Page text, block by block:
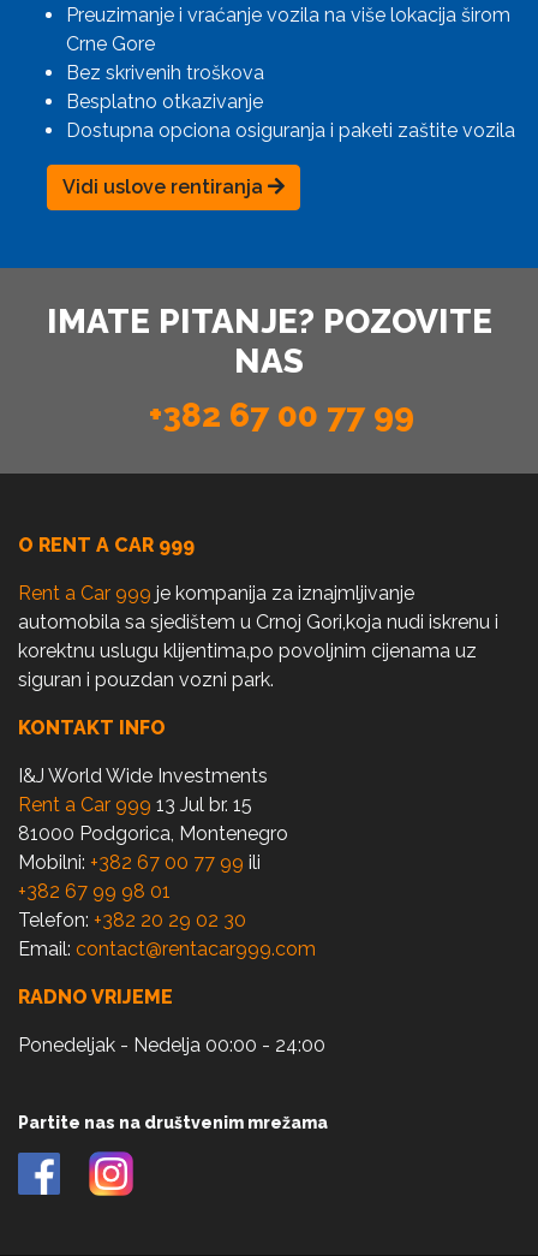
Preuzimanje i vraćanje vozila na više lokacija širom
Crne Gore
Bez skrivenih troškova
Besplatno otkazivanje
Dostupna opciona osiguranja i paketi zaštite vozila
Vidi uslove rentiranja
IMATE PITANJE? POZOVITE
NAS
+382 67 00 77 99
O RENT A CAR 999
Rent a Car 999 je kompanija za iznajmljivanje
automobila sa sjedištem u Crnoj Gori,koja nudi iskrenu i
korektnu uslugu klijentima,po povoljnim cijenama uz
siguran i pouzdan vozni park.
KONTAKT INFO
I&J World Wide Investments
Rent a Car 999 13 Jul br. 15
81000 Podgorica, Montenegro
Mobilni: +382 67 00 77 99 ili
+382 67 99 98 01
Telefon: +382 20 29 02 30
Email: contact@rentacar999.com
RADNO VRIJEME
Ponedeljak - Nedelja 00:00 - 24:00
Partite nas na društvenim mrežama